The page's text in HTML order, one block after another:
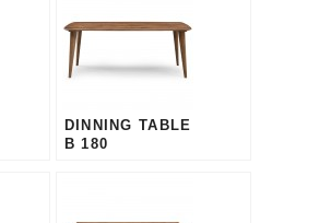
DINNING TABLE
B 180